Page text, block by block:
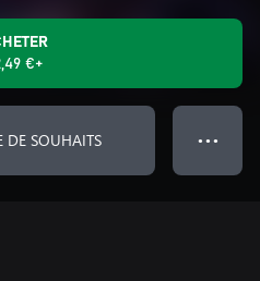
€+
DE SOUHAITS ● ● ●